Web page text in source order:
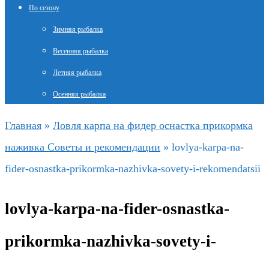
По сезону
Зимняя рыбалка
Весенняя рыбалка
Летняя рыбалка
Осенняя рыбалка
Главная » Ловля карпа на фидер оснастка прикормка
наживка Советы и рекомендации » lovlya-karpa-na-
fider-osnastka-prikormka-nazhivka-sovety-i-rekomendatsii
lovlya-karpa-na-fider-osnastka-
prikormka-nazhivka-sovety-i-